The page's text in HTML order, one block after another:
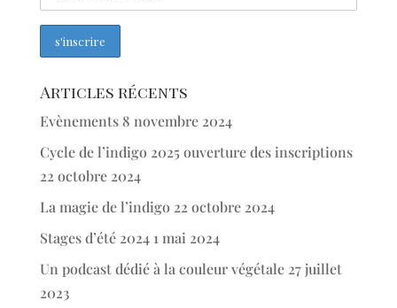
Articles récents
Evènements 8 novembre 2024
Cycle de l’indigo 2025 ouverture des inscriptions
22 octobre 2024
La magie de l’indigo 22 octobre 2024
Stages d’été 2024 1 mai 2024
Un podcast dédié à la couleur végétale 27 juillet
2023